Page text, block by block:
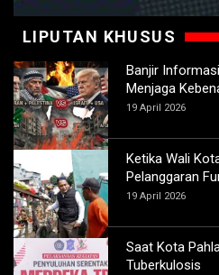
LIPUTAN KHUSUS
Banjir
Menjaga
19 April 2026
Ketika Wali
Pelanggaran
19 April 2026
Saat Kota
Tuberkulosis